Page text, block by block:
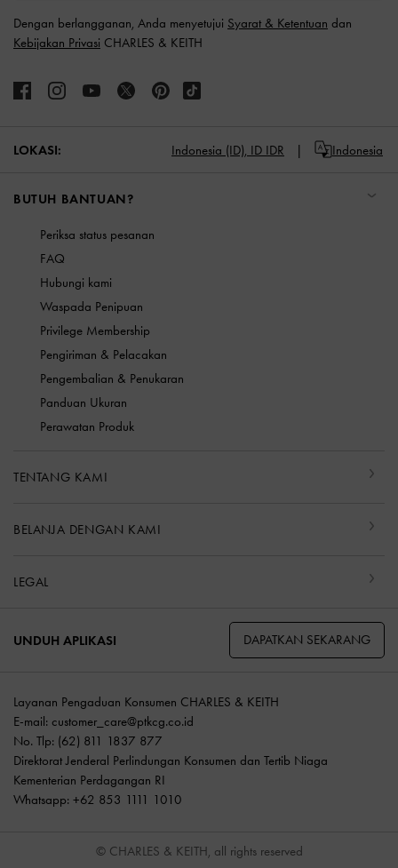
Dengan berlangganan, Anda menyetujui Syarat & Ketentuan dan
Kebijakan Privasi CHARLES & KEITH
LOKASI: Indonesia (ID), ID IDR Indonesia
BUTUH BANTUAN?
Periksa status pesanan
FAQ
Hubungi kami
Waspada Penipuan
Privilege Membership
Pengiriman & Pelacakan
Pengembalian & Penukaran
Panduan Ukuran
Perawatan Produk
TENTANG KAMI
BELANJA DENGAN KAMI
LEGAL
UNDUH APLIKASI DAPATKAN SEKARANG
Layanan Pengaduan Konsumen CHARLES & KEITH
E-mail: customer_care@ptkcg.co.id
No. Tlp: (62) 811 1837 877
Direktorat Jenderal Perlindungan Konsumen dan Tertib Niaga
Kementerian Perdagangan RI
Whatsapp: +62 853 1111 1010
© CHARLES & KEITH, all rights reserved